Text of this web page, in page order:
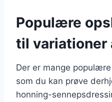
Populære
til variationer
Der er mange
som du kan prøve
honning-